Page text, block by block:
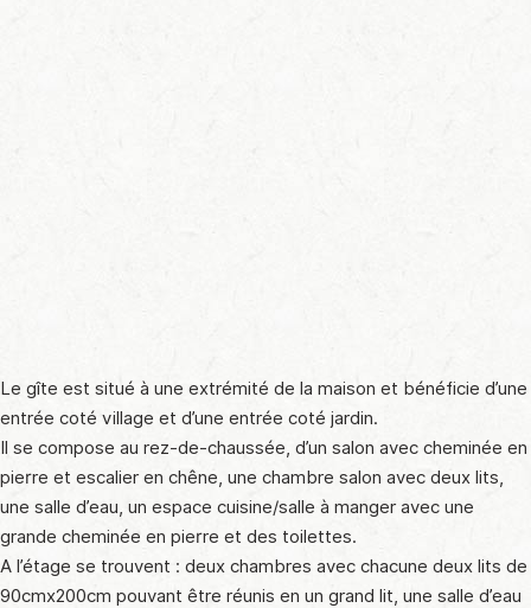
Le gîte est situé à une extrémité de la maison et bénéficie d’une
entrée coté village et d’une entrée coté jardin.​
Il se compose au rez-de-chaussée, d’un salon avec cheminée en
pierre et escalier en chêne, une chambre salon avec deux lits,
une salle d’eau, un espace cuisine/salle à manger avec une
grande cheminée en pierre et des toilettes.​
A l’étage se trouvent : deux chambres avec chacune deux lits de
90cmx200cm pouvant être réunis en un grand lit, une salle d’eau